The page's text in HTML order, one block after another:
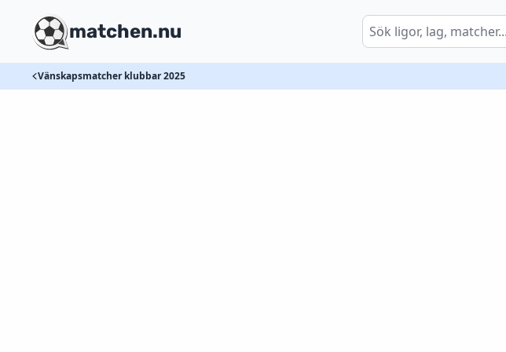
matchen.nu
Vänskapsmatcher klubbar 2025